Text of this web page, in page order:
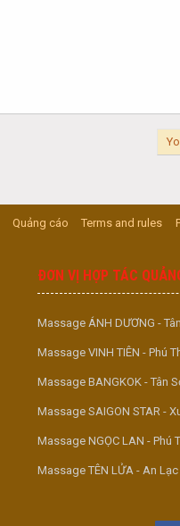
Quảng cáo Terms and rules
ĐƠN VỊ HỢP TÁC
Massage ÁNH DƯƠNG -
Massage VINH TIÊN - Phú
Massage BANGKOK - Tân
Massage SAIGON STAR -
Massage NGỌC LAN - Phú
Massage TÊN LỬA - An Lạc